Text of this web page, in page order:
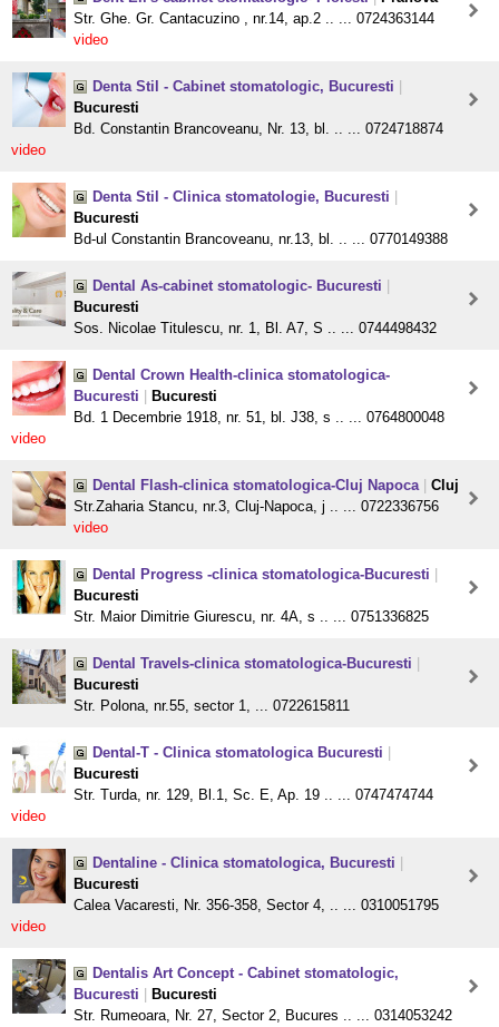
Str. Ghe. Gr. Cantacuzino , nr.14, ap.2 .. ... 0724363144
video
Denta Stil - Cabinet stomatologic, Bucuresti
Bucuresti
Bd. Constantin Brancoveanu, Nr. 13, bl. .. ... 0724718874
video
Denta Stil - Clinica stomatologie, Bucuresti
Bucuresti
Bd-ul Constantin Brancoveanu, nr.13, bl. .. ... 0770149388
Dental As-cabinet stomatologic- Bucuresti
Bucuresti
Sos. Nicolae Titulescu, nr. 1, Bl. A7, S .. ... 0744498432
Dental Crown Health-clinica stomatologica-
Bucuresti
Bucuresti
Bd. 1 Decembrie 1918, nr. 51, bl. J38, s .. ... 0764800048
video
Dental Flash-clinica stomatologica-Cluj Napoca
Cluj
Str.Zaharia Stancu, nr.3, Cluj-Napoca, j .. ... 0722336756
video
Dental Progress -clinica stomatologica-Bucuresti
Bucuresti
Str. Maior Dimitrie Giurescu, nr. 4A, s .. ... 0751336825
Dental Travels-clinica stomatologica-Bucuresti
Bucuresti
Str. Polona, nr.55, sector 1, ... 0722615811
Dental-T - Clinica stomatologica Bucuresti
Bucuresti
Str. Turda, nr. 129, Bl.1, Sc. E, Ap. 19 .. ... 0747474744
video
Dentaline - Clinica stomatologica, Bucuresti
Bucuresti
Calea Vacaresti, Nr. 356-358, Sector 4, .. ... 0310051795
video
Dentalis Art Concept - Cabinet stomatologic,
Bucuresti
Bucuresti
Str. Rumeoara, Nr. 27, Sector 2, Bucures .. ... 0314053242